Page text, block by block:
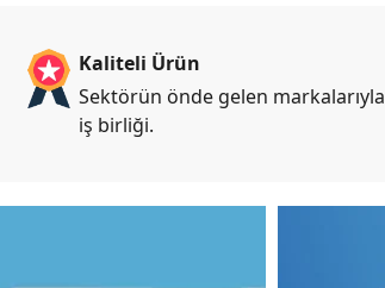
Kaliteli Ürün
Sektörün önde gelen markalarıyla
iş birliği.